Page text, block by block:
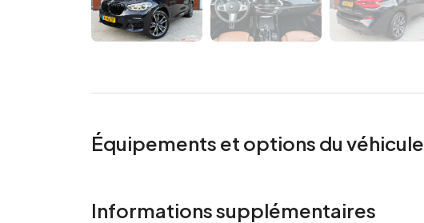
Équipements et options du véhicule
Informations supplémentaires